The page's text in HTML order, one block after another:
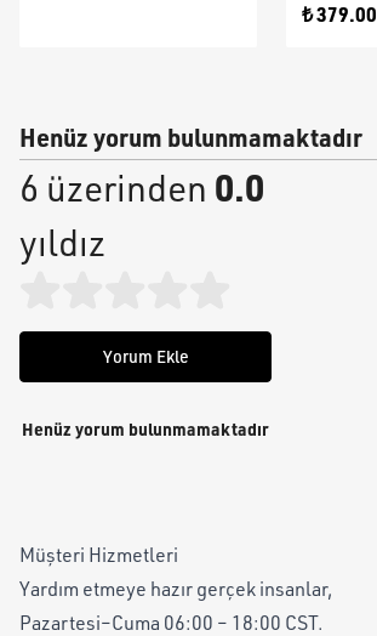
₺ 379.00
Henüz yorum bulunmamaktadır
6 üzerinden 0.0
yıldız
Yorum Ekle
Henüz yorum bulunmamaktadır
Müşteri Hizmetleri
Yardım etmeye hazır gerçek insanlar,
Pazartesi–Cuma 06:00 – 18:00 CST.